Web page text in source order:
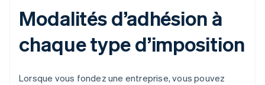
Modalités d’adhésion à
chaque type d’imposition
Lorsque vous fondez une entreprise, vous pouvez